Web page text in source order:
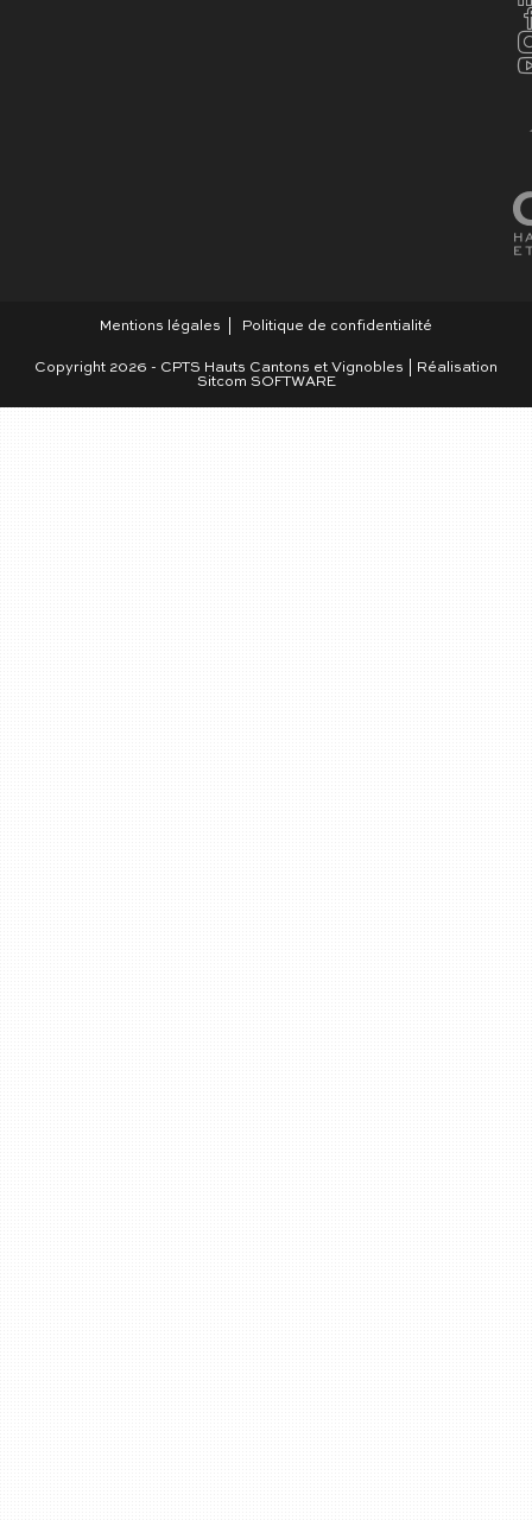
Mentions légales Politique de confidentialité
Copyright 2026 - CPTS Hauts Cantons et Vignobles | Réalisation
Sitcom SOFTWARE